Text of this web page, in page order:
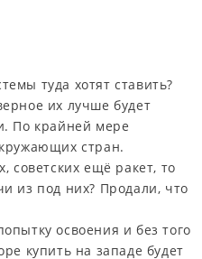
туда хотят ставить?
их лучше будет
По крайней мере
стран.
советских ещё ракет, то
из под них? Продали, что
освоения и без того
купить на западе будет